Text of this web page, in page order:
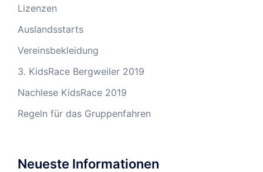
Lizenzen
Auslandsstarts
Vereinsbekleidung
3. KidsRace Bergweiler 2019
Nachlese KidsRace 2019
Regeln für das Gruppenfahren
Neueste Informationen